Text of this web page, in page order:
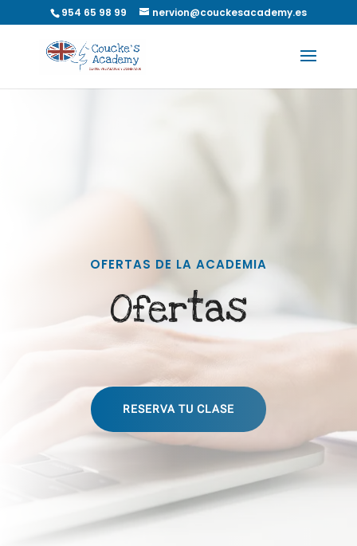
954 65 98 99 nervion@couckesacademy.es
OFERTAS DE LA ACADEMIA
Ofertas
RESERVA TU CLASE